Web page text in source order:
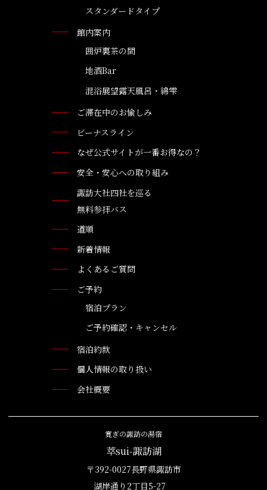
スタンダードタイプ
館内案内
囲炉裏茶の間
地酒Bar
混浴展望露天風呂・綿雫
ご滞在中のお愉しみ
ビーナスライン
なぜ公式サイトが一番お得なの？
安全・安心への取り組み
諏訪大社四社を巡る
無料参拝バス
道順
新着情報
よくあるご質問
ご予約
宿泊プラン
ご予約確認・キャンセル
宿泊約款
個人情報の取り扱い
会社概要
寛ぎの諏訪の湯宿
萃sui-諏訪湖
〒392-0027長野県諏訪市
湖岸通り2丁目5-27